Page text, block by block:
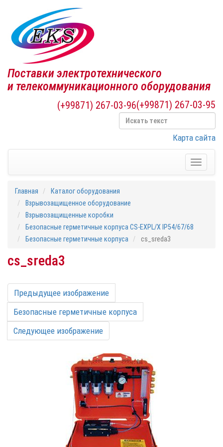
Поставки электротехнического
и телекоммуникационного оборудования
(+99871) 267-03-95
(+99871) 267-03-96
Карта сайта
Toggle
Главная
Каталог оборудования
Взрывозащищенное оборудование
Взрывозащищенные коробки
Безопасные герметичные корпуса CS-EXPL/X IP54/67/68
Безопасные герметичные корпуса
cs_sreda3
cs_sreda3
Предыдущее изображение
Безопасные герметичные корпуса
Следующее изображение